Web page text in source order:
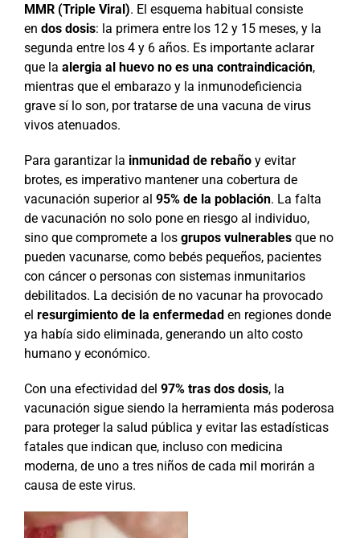
MMR (Triple Viral). El esquema habitual consiste
en dos dosis: la primera entre los 12 y 15 meses, y la
segunda entre los 4 y 6 años. Es importante aclarar
que la alergia al huevo no es una contraindicación,
mientras que el embarazo y la inmunodeficiencia
grave sí lo son, por tratarse de una vacuna de virus
vivos atenuados.
Para garantizar la inmunidad de rebañoy evitar
brotes, es imperativo mantener una cobertura de
vacunación superior al 95% de la población. La falta
de vacunación no solo pone en riesgo al individuo,
sino que compromete a los grupos vulnerablesque no
pueden vacunarse, como bebés pequeños, pacientes
con cáncer o personas con sistemas inmunitarios
debilitados. La decisión de no vacunar ha provocado
el resurgimiento de la enfermedaden regiones donde
ya había sido eliminada, generando un alto costo
humano y económico.
Con una efectividad del 97% tras dos dosis, la
vacunación sigue siendo la herramienta más poderosa
para proteger la salud pública y evitar las estadísticas
fatales que indican que, incluso con medicina
moderna, de uno a tres niños de cada mil morirán a
causa de este virus.